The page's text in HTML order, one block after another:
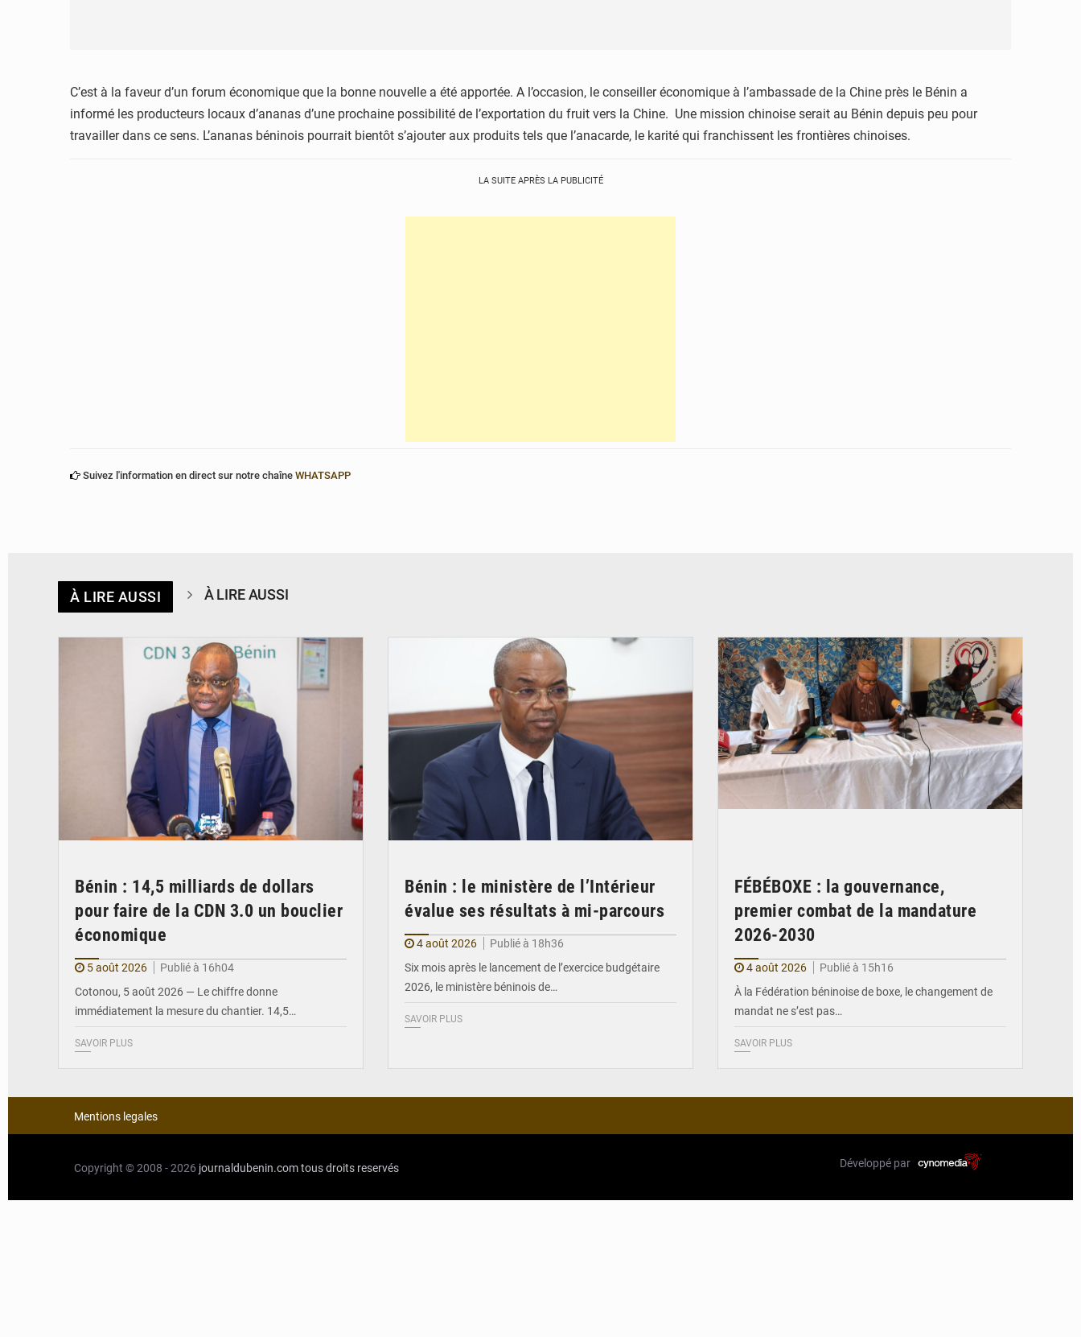
C’est à la faveur d’un forum économique que la bonne nouvelle a été apportée. A l’occasion, le conseiller économique à l’ambassade de la Chine près le Bénin a
informé les producteurs locaux d’ananas d’une prochaine possibilité de l’exportation du fruit vers la Chine. Une mission chinoise serait au Bénin depuis peu pour
travailler dans ce sens. L’ananas béninois pourrait bientôt s’ajouter aux produits tels que l’anacarde, le karité qui franchissent les frontières chinoises.
LA SUITE APRÈS LA PUBLICITÉ
Suivez l'information en direct sur notre chaîne WHATSAPP
À LIRE AUSSI À LIRE AUSSI
© Ministère du Cadre de Vie et des Transports, chargé du Développement
Bénin : 14,5 milliards de dollars
pour faire de la CDN 3.0 un bouclier
économique
5 août 2026
Publié à 16h04
Cotonou, 5 août 2026 — Le chiffre donne
immédiatement la mesure du chantier. 14,5…
SAVOIR PLUS
Bénin : le ministère de l’Intérieur
évalue ses résultats à mi-parcours
4 août 2026
Publié à 18h36
Six mois après le lancement de l’exercice budgétaire
2026, le ministère béninois de…
SAVOIR PLUS
FÉBÉBOXE : la gouvernance,
premier combat de la mandature
2026-2030
4 août 2026
Publié à 15h16
À la Fédération béninoise de boxe, le changement de
mandat ne s’est pas…
SAVOIR PLUS
Mentions legales
Copyright © 2008 - 2026 journaldubenin.comtous droits reservés Développé par